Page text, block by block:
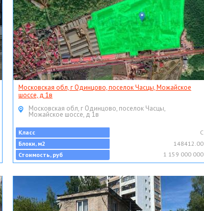
Московская обл, г Одинцово, поселок Часцы, Можайское
шоссе, д 1в
Московская обл, г Одинцово, поселок Часцы,
Можайское шоссе, д 1в
Класс
C
Блоки, м2
148412.00
Стоимость, руб
1 159 000 000